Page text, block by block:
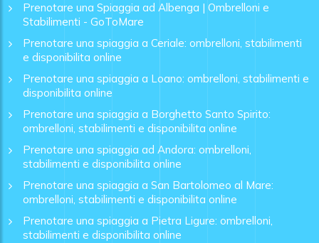
Prenotare una Spiaggia ad Albenga | Ombrelloni e
Stabilimenti - GoToMare
Prenotare una spiaggia a Ceriale: ombrelloni, stabilimenti
e disponibilita online
Prenotare una spiaggia a Loano: ombrelloni, stabilimenti e
disponibilita online
Prenotare una spiaggia a Borghetto Santo Spirito:
ombrelloni, stabilimenti e disponibilita online
Prenotare una spiaggia ad Andora: ombrelloni,
stabilimenti e disponibilita online
Prenotare una spiaggia a San Bartolomeo al Mare:
ombrelloni, stabilimenti e disponibilita online
Prenotare una spiaggia a Pietra Ligure: ombrelloni,
stabilimenti e disponibilita online